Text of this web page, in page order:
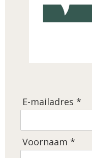
E-mailadres *
Voornaam *